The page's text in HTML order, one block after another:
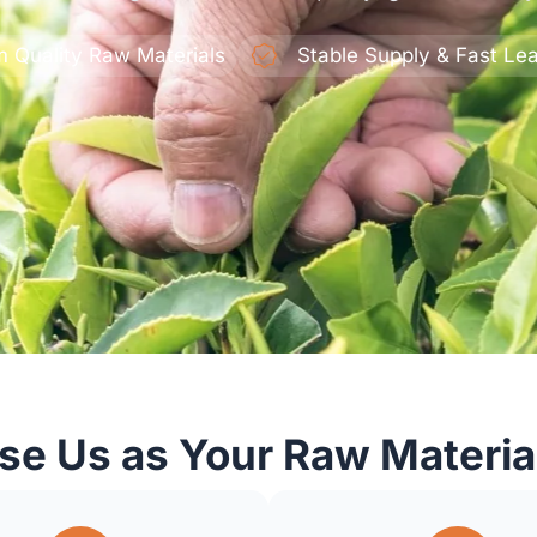
Quality Raw Materials Stable Supply & Fast
Us as Your Raw